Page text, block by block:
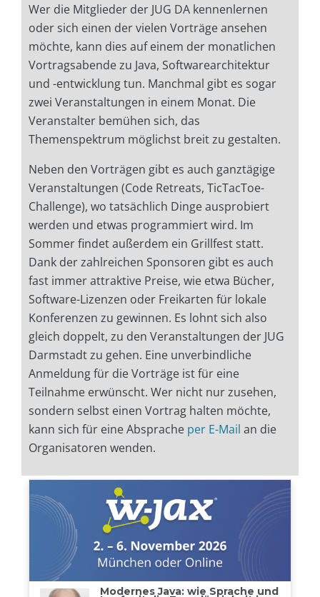
Wer die Mitglieder der JUG DA kennenlernen
oder sich einen der vielen Vorträge ansehen
möchte, kann dies auf einem der monatlichen
Vortragsabende zu Java, Softwarearchitektur
und -entwicklung tun. Manchmal gibt es sogar
zwei Veranstaltungen in einem Monat. Die
Veranstalter bemühen sich, das
Themenspektrum möglichst breit zu gestalten.
Neben den Vorträgen gibt es auch ganztägige
Veranstaltungen (Code Retreats, TicTacToe-
Challenge), wo tatsächlich Dinge ausprobiert
werden und etwas programmiert wird. Im
Sommer findet außerdem ein Grillfest statt.
Dank der zahlreichen Sponsoren gibt es auch
fast immer attraktive Preise, wie etwa Bücher,
Software-Lizenzen oder Freikarten für lokale
Konferenzen zu gewinnen. Es lohnt sich also
gleich doppelt, zu den Veranstaltungen der JUG
Darmstadt zu gehen. Eine unverbindliche
Anmeldung für die Vorträge ist für eine
Teilnahme erwünscht. Wer nicht nur zusehen,
sondern selbst einen Vortrag halten möchte,
kann sich für eine Absprache per E-Mail an die
Organisatoren wenden.